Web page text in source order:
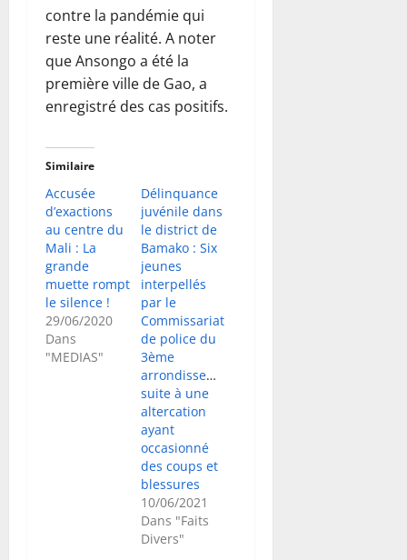
contre la pandémie qui
reste une réalité. A noter
que Ansongo a été la
première ville de Gao, a
enregistré des cas positifs.
Similaire
Accusée
d’exactions
au centre du
Mali : La
grande
muette rompt
le silence !
29/06/2020
Dans
"MEDIAS"
Délinquance
juvénile dans
le district de
Bamako : Six
jeunes
interpellés
par le
Commissariat
de police du
3ème
arrondissement
suite à une
altercation
ayant
occasionné
des coups et
blessures
10/06/2021
Dans "Faits
Divers"